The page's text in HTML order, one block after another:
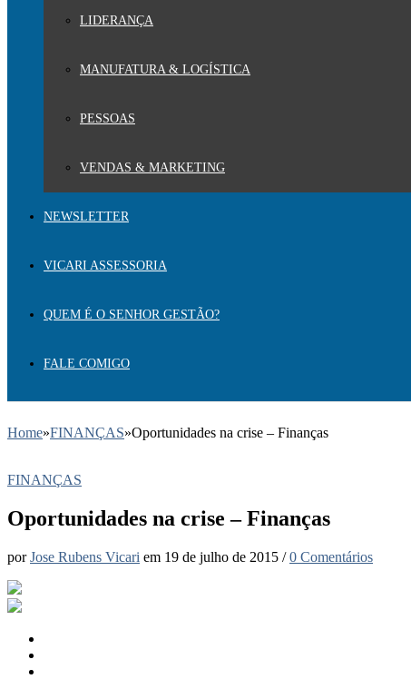
LIDERANÇA
MANUFATURA & LOGÍSTICA
PESSOAS
VENDAS & MARKETING
NEWSLETTER
VICARI ASSESSORIA
QUEM É O SENHOR GESTÃO?
FALE COMIGO
Home»FINANÇAS»Oportunidades na crise – Finanças
FINANÇAS
Oportunidades na crise – Finanças
porJose Rubens Vicari em 19 de julho de 2015 /0 Comentários